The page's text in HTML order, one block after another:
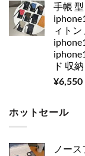
手帳
ィト
ド 収
¥6,550
ホットセール
ノー